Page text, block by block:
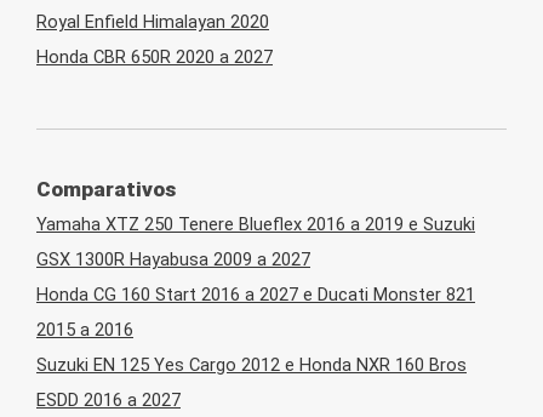
Royal Enfield Himalayan 2020
Honda CBR 650R 2020 a 2027
Comparativos
Yamaha XTZ 250 Tenere Blueflex 2016 a 2019 e Suzuki
GSX 1300R Hayabusa 2009 a 2027
Honda CG 160 Start 2016 a 2027 e Ducati Monster 821
2015 a 2016
Suzuki EN 125 Yes Cargo 2012 e Honda NXR 160 Bros
ESDD 2016 a 2027